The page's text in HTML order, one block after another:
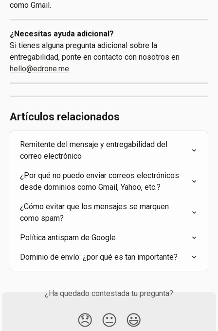
como Gmail.
¿Necesitas ayuda adicional?
Si tienes alguna pregunta adicional sobre la
entregabilidad, ponte en contacto con nosotros en
hello@edrone.me
Artículos relacionados
Remitente del mensaje y entregabilidad del
correo electrónico
¿Por qué no puedo enviar correos electrónicos
desde dominios como Gmail, Yahoo, etc.?
¿Cómo evitar que los mensajes se marquen
como spam?
Política antispam de Google
Dominio de envío: ¿por qué es tan importante?
¿Ha quedado contestada tu pregunta?
😞 😐 😃